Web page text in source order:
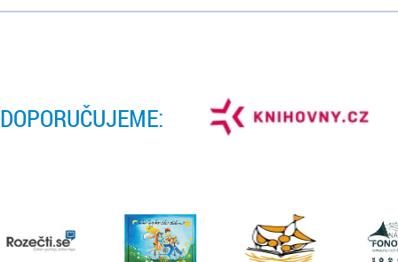
DOPORUČUJEME: